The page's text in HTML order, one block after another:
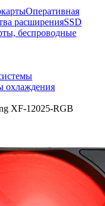
Оперативная
расширенияSSD
беспроводные
охлаждения
XF-12025-RGB